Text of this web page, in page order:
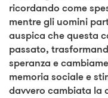
ricordando come
mentre gli uomini
auspica che questa
passato,
speranza e
memoria sociale e
davvero cambiata la